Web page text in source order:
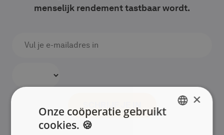
menselijk rendement tastbaar wordt.
×
Onze coöperatie gebruikt
cookies. 🍪